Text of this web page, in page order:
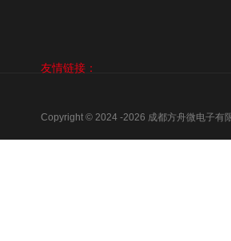
友情链接：
Copyright © 2024 -2026 成都方舟微电子有